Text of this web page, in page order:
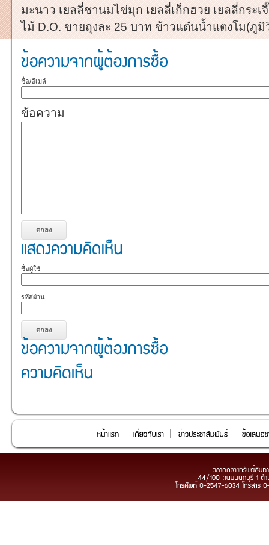
มะนาว เยลลี่ชานมไข่มุก เยลลี่เก็กฮวย เยลลี่กระเ
ไม้ D.O. ขายถุงละ 25 บาท ข้าวแต๋นน้ำแตงโม(ภู
ชื่อ/อีเมล์
ข้อความ
ชื่อผู้ใช้
รหัสผ่าน